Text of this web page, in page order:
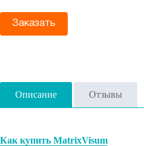
Заказать
Описание Отзывы
Как купить MatrixVisum